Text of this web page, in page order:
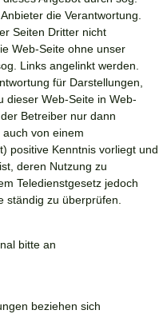
die Verantwortung.
Seiten Dritter nicht
Web-Seite ohne unser
Links angelinkt werden.
für Darstellungen,
dieser Web-Seite in Web-
Betreiber nur dann
von einem
positive Kenntnis vorliegt und
deren Nutzung zu
Teledienstgesetz jedoch
ständig zu überprüfen.
bitte an
beziehen sich